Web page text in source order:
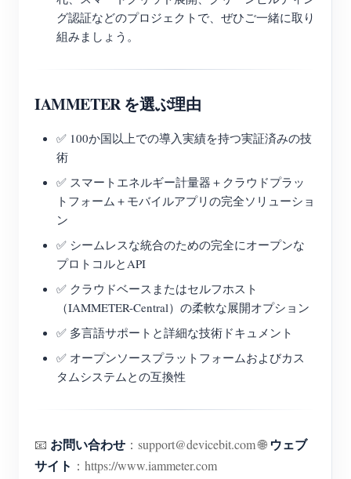
グ認証などのプロジェクトで、ぜひご一緒に取り
組みましょう。
IAMMETER を選ぶ理由
✅ 100か国以上での導入実績を持つ実証済みの技
術
✅ スマートエネルギー計量器＋クラウドプラッ
トフォーム＋モバイルアプリの完全ソリューショ
ン
✅ シームレスな統合のための完全にオープンな
プロトコルとAPI
✅ クラウドベースまたはセルフホスト
（IAMMETER-Central）の柔軟な展開オプション
✅ 多言語サポートと詳細な技術ドキュメント
✅ オープンソースプラットフォームおよびカス
タムシステムとの互換性
📧 お問い合わせ ：support@devicebit.com 🌐 ウェブ
サイト ：https://www.iammeter.com